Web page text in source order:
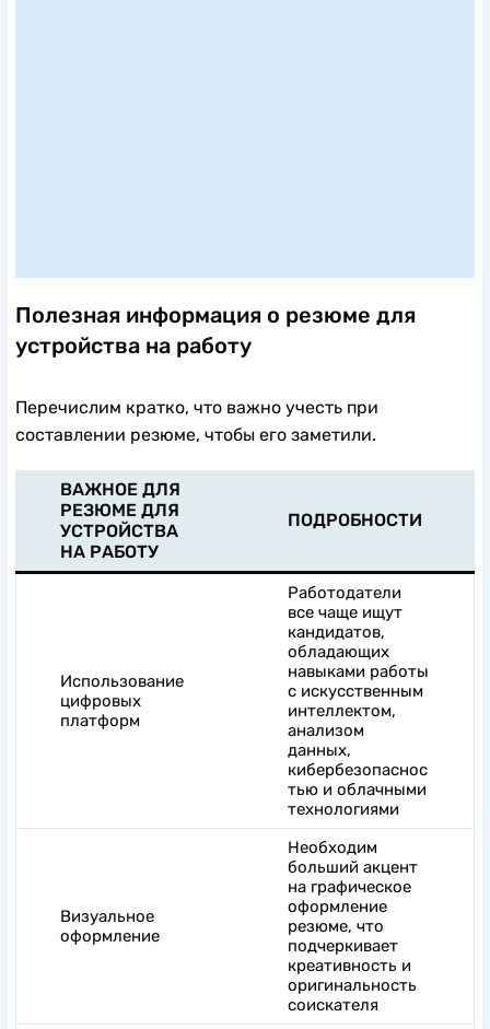
Полезная информация о резюме для
устройства на работу
Перечислим кратко, что важно учесть при
составлении резюме, чтобы его заметили.
ВАЖНОЕ ДЛЯ
РЕЗЮМЕ ДЛЯ
УСТРОЙСТВА
НА РАБОТУ
ПОДРОБНОСТИ
Использование
цифровых
платформ
Работодатели
все чаще ищут
кандидатов,
обладающих
навыками работы
с искусственным
интеллектом,
анализом
данных,
кибербезопаснос
тью и облачными
технологиями
Визуальное
оформление
Необходим
больший акцент
на графическое
оформление
резюме, что
подчеркивает
креативность и
оригинальность
соискателя